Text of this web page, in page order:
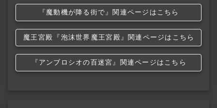
『魔動機が降る街で』関連ページはこちら
魔王宮殿 『泡沫世界 魔王宮殿』関連ページはこちら
『アンブロシオの百迷宮』関連ページはこちら